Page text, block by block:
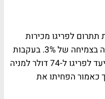
תתרום לפריגו מכירות
בהיקף של 200 מיליון דולר בשנה בצמיחה של 3%. בעקבות
העסקה, העלו במריל את מחיר היעד לפריגו ל-74 דולר למניה
של 69 דולר, אך כאמור הפחיתו את